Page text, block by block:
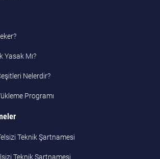
Yasak Mı?
Nelerdir?
Programı
Teknik Şartnamesi
Teknik Şartnamesi